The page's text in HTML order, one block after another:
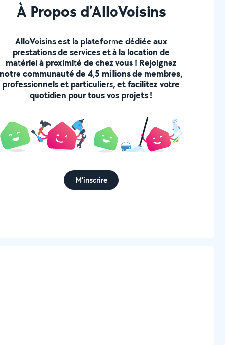
À Propos d’AlloVoisins
AlloVoisins est la plateforme dédiée aux
prestations de services et à la location de
matériel à proximité de chez vous ! Rejoignez
notre communauté de 4,5 millions de membres,
professionnels et particuliers, et facilitez votre
quotidien pour tous vos projets !
M'inscrire